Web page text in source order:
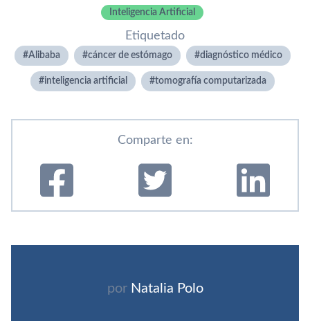
Inteligencia Artificial
Etiquetado
Alibaba cáncer de estómago diagnóstico médico
inteligencia artificial tomografía computarizada
Comparte en:
por Natalia Polo